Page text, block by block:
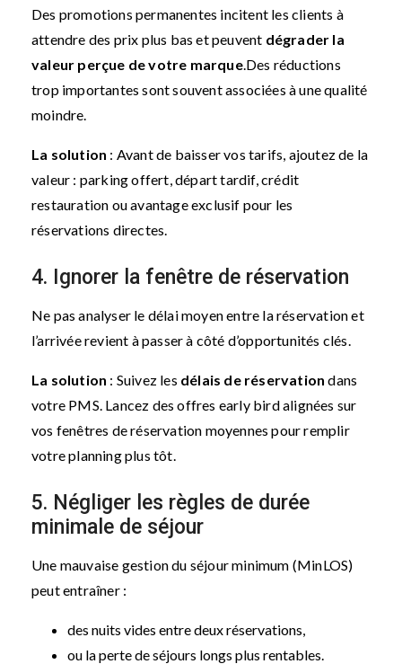
Des promotions permanentes incitent les clients à
attendre des prix plus bas et peuvent dégrader la
valeur perçue de votre marque.Des réductions
trop importantes sont souvent associées à une qualité
moindre.
La solution : Avant de baisser vos tarifs, ajoutez de la
valeur : parking offert, départ tardif, crédit
restauration ou avantage exclusif pour les
réservations directes.
4. Ignorer la fenêtre de réservation
Ne pas analyser le délai moyen entre la réservation et
l’arrivée revient à passer à côté d’opportunités clés.
La solution : Suivez les délais de réservation dans
votre PMS. Lancez des offres early bird alignées sur
vos fenêtres de réservation moyennes pour remplir
votre planning plus tôt.
5. Négliger les règles de durée
minimale de séjour
Une mauvaise gestion du séjour minimum (MinLOS)
peut entraîner :
des nuits vides entre deux réservations,
ou la perte de séjours longs plus rentables.